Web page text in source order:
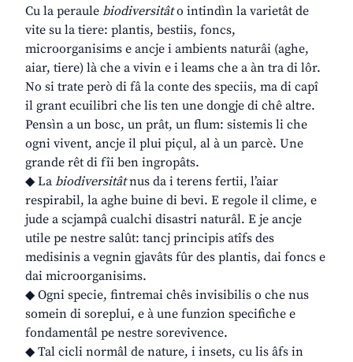
Cu la peraule biodiversitâto intindìn la varietât de
vite su la tiere: plantis, bestiis, foncs,
microorganisims e ancje i ambients naturâi (aghe,
aiar, tiere) là che a vivin e i leams che a àn tra di lôr.
No si trate però di fâ la conte des speciis, ma di capî
il grant ecuilibri che lis ten une dongje di chê altre.
Pensìn a un bosc, un prât, un flum: sistemis li che
ogni vivent, ancje il plui piçul, al à un parcè. Une
grande rêt di fîi ben ingropâts.
◆ La biodiversitâtnus da i terens fertii, l’aiar
respirabil, la aghe buine di bevi. E regole il clime, e
jude a scjampâ cualchi disastri naturâl. E je ancje
utile pe nestre salût: tancj principis atîfs des
medisinis a vegnin gjavâts fûr des plantis, dai foncs e
dai microorganisims.
◆ Ogni specie, fintremai chês invisibilis o che nus
somein di soreplui, e à une funzion specifiche e
fondamentâl pe nestre sorevivence.
◆ Tal cicli normâl de nature, i insets, cu lis âfs in